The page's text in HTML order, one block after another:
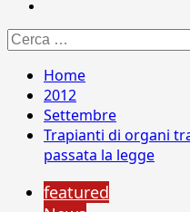
Ricerca
per:
Home
2012
Settembre
Trapianti di organi
passata la legge
featured